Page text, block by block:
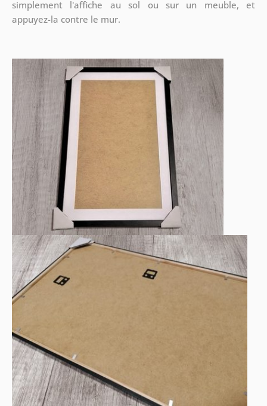
simplement l'affiche au sol ou sur un meuble, et
appuyez-la contre le mur.